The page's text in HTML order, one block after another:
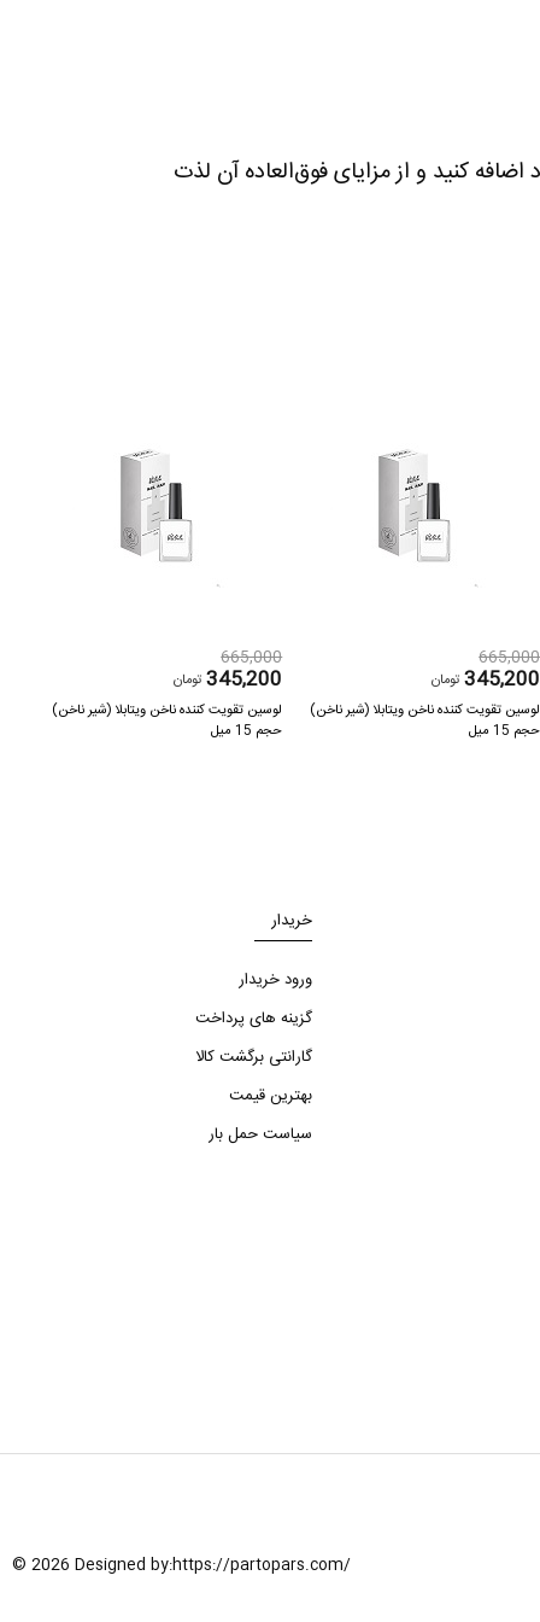
کنید و از مزایای فوق‌العاده آن لذت
665,000
345,200 تومان
لوسین تقویت کننده ناخن ویتابلا (شیر ناخن)
حجم 15 میل
665,000
345,200 تومان
لوسین تقویت کننده ناخن ویتابلا (شیر ناخن)
حجم 15 میل
خریدار
ورود خریدار
گزینه های پرداخت
گارانتی برگشت کالا
بهترین قیمت
سیاست حمل بار
© 2026 Designed by:https://partopars.com/